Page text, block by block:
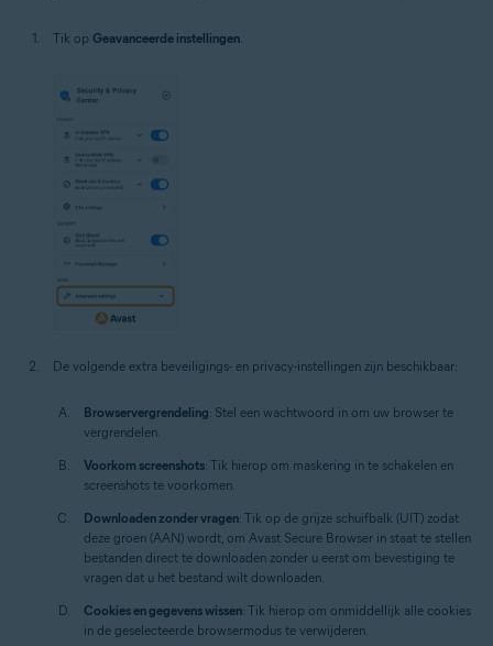
Tik op Geavanceerde instellingen.
De volgende extra beveiligings- en privacy-instellingen zijn beschikbaar:
Browservergrendeling: Stel een wachtwoord in om uw browser te
vergrendelen.
Voorkom screenshots: Tik hierop om maskering in te schakelen en
screenshots te voorkomen.
Downloaden zonder vragen: Tik op de grijze schuifbalk (UIT) zodat
deze groen (AAN) wordt, om Avast Secure Browser in staat te stellen
bestanden direct te downloaden zonder u eerst om bevestiging te
vragen dat u het bestand wilt downloaden.
Cookies en gegevens wissen: Tik hierop om onmiddellijk alle cookies
in de geselecteerde browsermodus te verwijderen.